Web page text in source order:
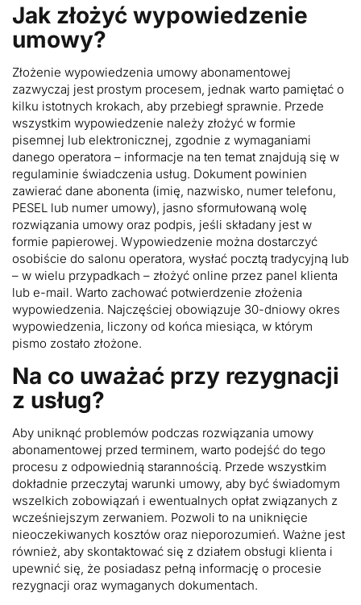
Jak złożyć wypowiedzenie
umowy?
Złożenie wypowiedzenia umowy abonamentowej
zazwyczaj jest prostym procesem, jednak warto pamiętać o
kilku istotnych krokach, aby przebiegł sprawnie. Przede
wszystkim wypowiedzenie należy złożyć w formie
pisemnej lub elektronicznej, zgodnie z wymaganiami
danego operatora – informacje na ten temat znajdują się w
regulaminie świadczenia usług. Dokument powinien
zawierać dane abonenta (imię, nazwisko, numer telefonu,
PESEL lub numer umowy), jasno sformułowaną wolę
rozwiązania umowy oraz podpis, jeśli składany jest w
formie papierowej. Wypowiedzenie można dostarczyć
osobiście do salonu operatora, wysłać pocztą tradycyjną lub
– w wielu przypadkach – złożyć online przez panel klienta
lub e-mail. Warto zachować potwierdzenie złożenia
wypowiedzenia. Najczęściej obowiązuje 30-dniowy okres
wypowiedzenia, liczony od końca miesiąca, w którym
pismo zostało złożone.
Na co uważać przy rezygnacji
z usług?
Aby uniknąć problemów podczas rozwiązania umowy
abonamentowej przed terminem, warto podejść do tego
procesu z odpowiednią starannością. Przede wszystkim
dokładnie przeczytaj warunki umowy, aby być świadomym
wszelkich zobowiązań i ewentualnych opłat związanych z
wcześniejszym zerwaniem. Pozwoli to na uniknięcie
nieoczekiwanych kosztów oraz nieporozumień. Ważne jest
również, aby skontaktować się z działem obsługi klienta i
upewnić się, że posiadasz pełną informację o procesie
rezygnacji oraz wymaganych dokumentach.